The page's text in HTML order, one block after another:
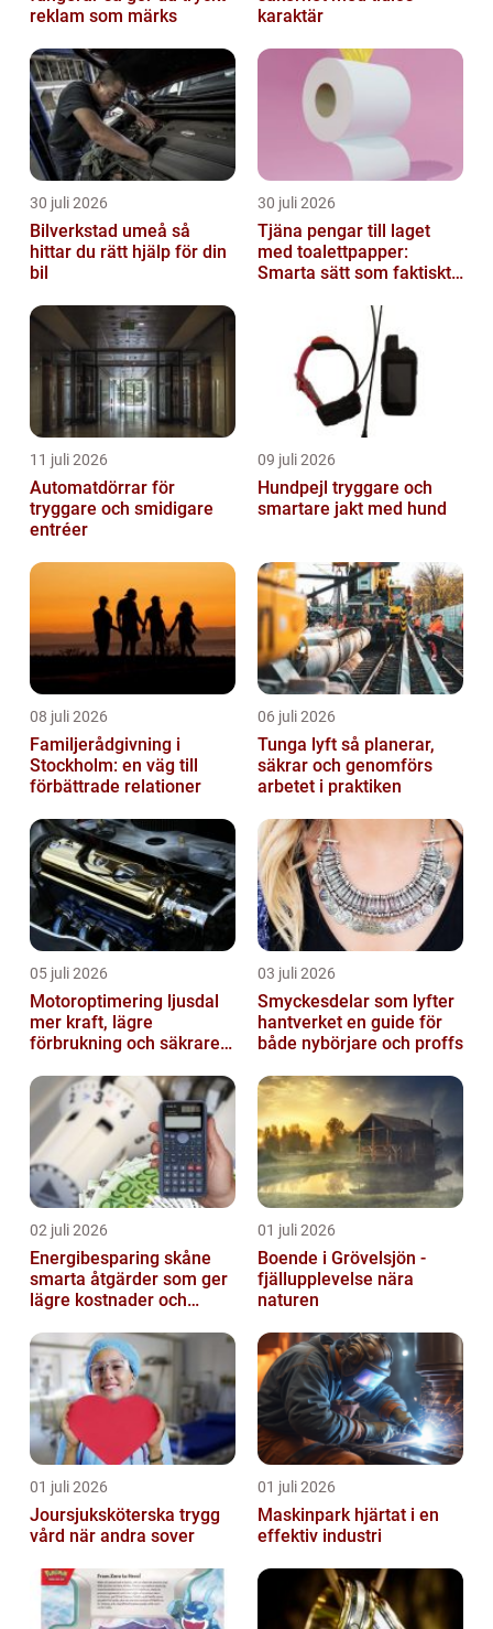
reklam som märks
karaktär
30 juli 2026
Bilverkstad umeå så
hittar du rätt hjälp för din
bil
30 juli 2026
Tjäna pengar till laget
med toalettpapper:
Smarta sätt som faktiskt
11 juli 2026
Automatdörrar för
tryggare och smidigare
entréer
09 juli 2026
Hundpejl tryggare och
smartare jakt med hund
08 juli 2026
Familjerådgivning i
Stockholm: en väg till
förbättrade relationer
06 juli 2026
Tunga lyft så planerar,
säkrar och genomförs
arbetet i praktiken
05 juli 2026
Motoroptimering ljusdal
mer kraft, lägre
förbrukning och säkrare
03 juli 2026
Smyckesdelar som lyfter
hantverket en guide för
både nybörjare och proffs
02 juli 2026
Energibesparing skåne
smarta åtgärder som ger
lägre kostnader och
01 juli 2026
Boende i Grövelsjön -
fjällupplevelse nära
naturen
01 juli 2026
Joursjuksköterska trygg
vård när andra sover
01 juli 2026
Maskinpark hjärtat i en
effektiv industri